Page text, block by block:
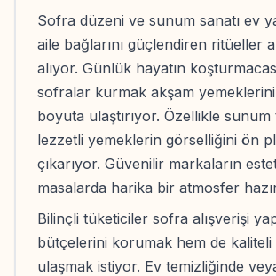
Sofra düzeni ve sunum sanatı ev
aile bağlarını güçlendiren ritüeller
alıyor. Günlük hayatın
sofralar kurmak akşam
boyuta ulaştırıyor. Özellikle sunum
lezzetli yemeklerin görselliğini ön
çıkarıyor. Güvenilir markaların
masalarda harika bir atmosfer
Bilinçli tüketiciler sofra alışverişi
bütçelerini korumak hem de kaliteli
ulaşmak istiyor. Ev temizliğinde